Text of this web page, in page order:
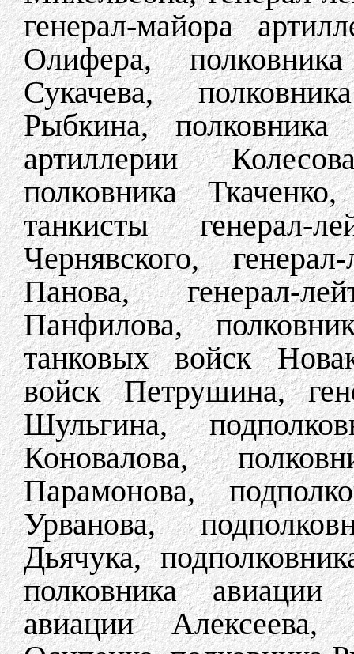
генерал-майора
Олифера,
Сукачева,
Рыбкина, полковника
артиллерии
полковника
танкисты генерал-
Чернявского,
Панова, генерал-
Панфилова,
танковых войск
войск Петрушина,
Шульгина,
Коновалова,
Парамонова,
Урванова,
Дьячука,
полковника авиации
авиации Алексеева,